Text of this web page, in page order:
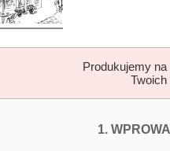
Produkujemy na
1.